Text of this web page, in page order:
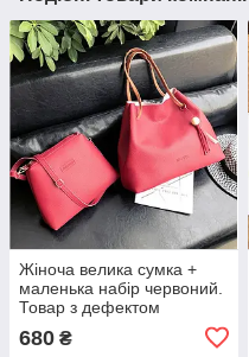
Жіноча велика сумка +
маленька набір червоний.
Товар з дефектом
680 ₴